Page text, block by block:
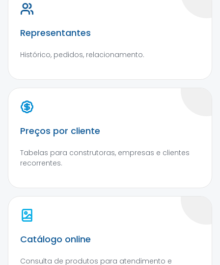
Representantes
Histórico, pedidos, relacionamento.
Preços por cliente
Tabelas para construtoras, empresas e clientes
recorrentes.
Catálogo online
Consulta de produtos para atendimento e